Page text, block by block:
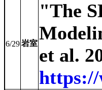
6/29岩室
"The
et al.